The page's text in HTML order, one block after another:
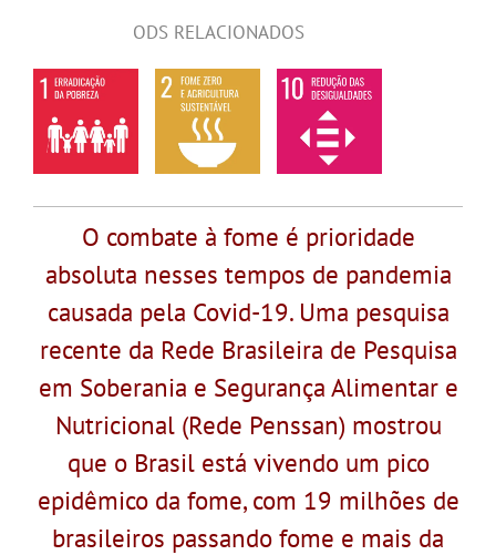
ODS RELACIONADOS
O combate à fome é prioridade
absoluta nesses tempos de pandemia
causada pela Covid-19. Uma pesquisa
recente da Rede Brasileira de Pesquisa
em Soberania e Segurança Alimentar e
Nutricional (Rede Penssan) mostrou
que o Brasil está vivendo um pico
epidêmico da fome, com 19 milhões de
brasileiros passando fome e mais da